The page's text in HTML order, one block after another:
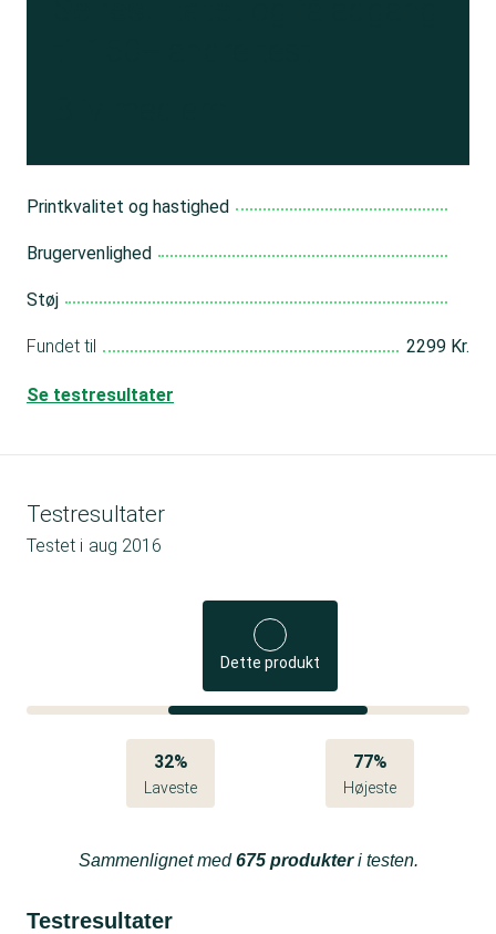
Printkvalitet og hastighed
Brugervenlighed
Støj
Fundet til 2299 Kr.
Se testresultater
Testresultater
Testet i aug 2016
Dette produkt
32%
Laveste
77%
Højeste
Sammenlignet med675 produkteri testen.
Testresultater